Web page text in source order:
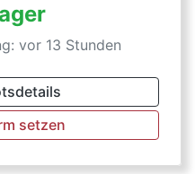
vor 13 Stunden
setzen